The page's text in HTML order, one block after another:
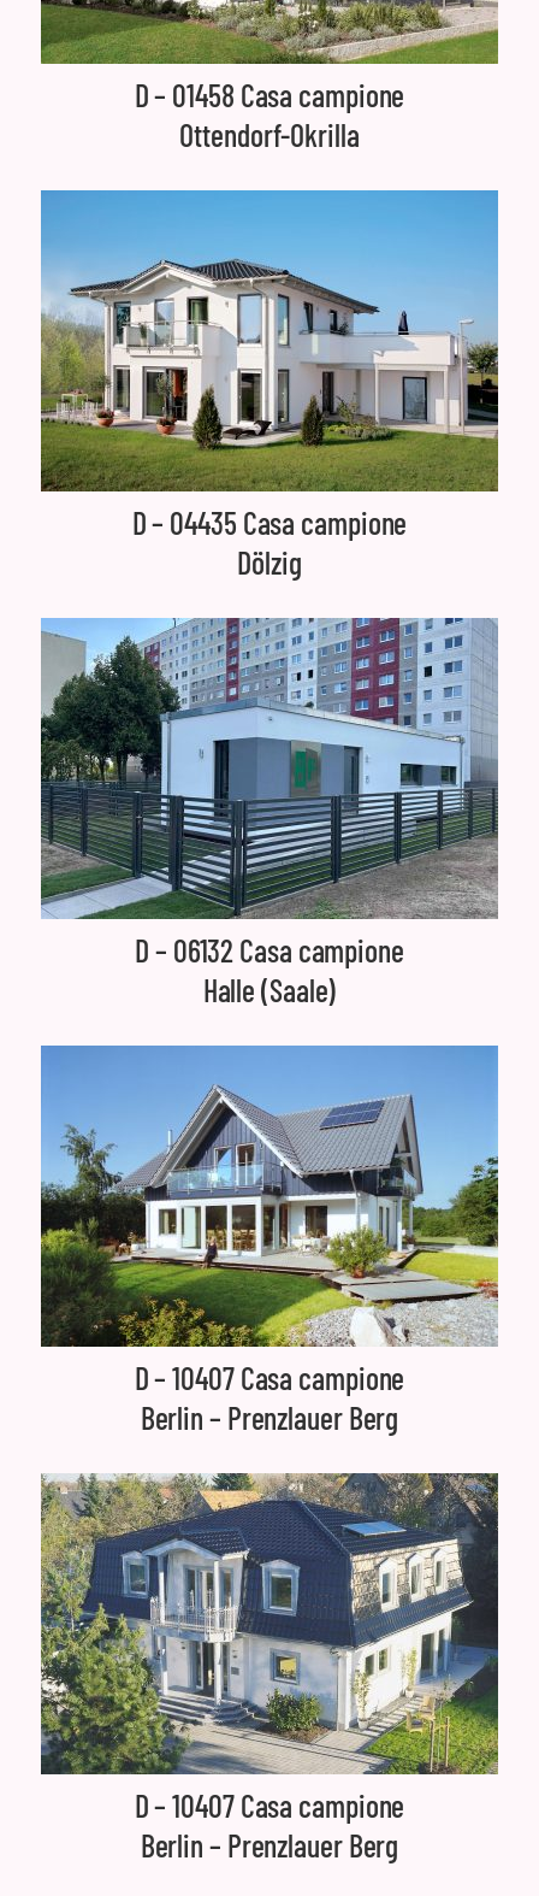
D – 01458 Casa campione
Ottendorf-Okrilla
D – 04435 Casa campione
Dölzig
D – 06132 Casa campione
Halle (Saale)
D – 10407 Casa campione
Berlin – Prenzlauer Berg
D – 10407 Casa campione
Berlin – Prenzlauer Berg